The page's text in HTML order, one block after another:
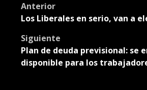
Post
Anterior
Los Liberales en serio, van a
Siguiente
Plan de deuda previsional: se
disponible para los